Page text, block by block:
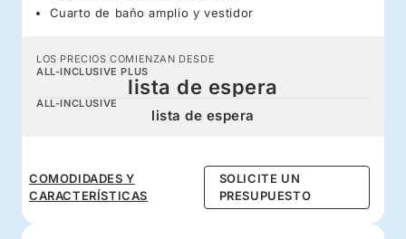
Cuarto de baño amplio y vestidor
LOS PRECIOS COMIENZAN DESDE
ALL-INCLUSIVE PLUS
lista de espera
ALL-INCLUSIVE
lista de espera
COMODIDADES Y
CARACTERÍSTICAS
SOLICITE UN
PRESUPUESTO